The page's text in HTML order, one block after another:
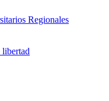
Regionales
libertad